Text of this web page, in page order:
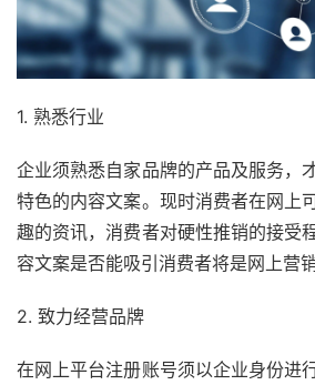
1. 熟悉行业
企业须熟悉自家品牌的产品及服务，
特色的内容文案。现时消费者在网上
趣的资讯，消费者对硬性推销的接受
容文案是否能吸引消费者将是网上营
2. 致力经营品牌
在网上平台注册账号须以企业身份进